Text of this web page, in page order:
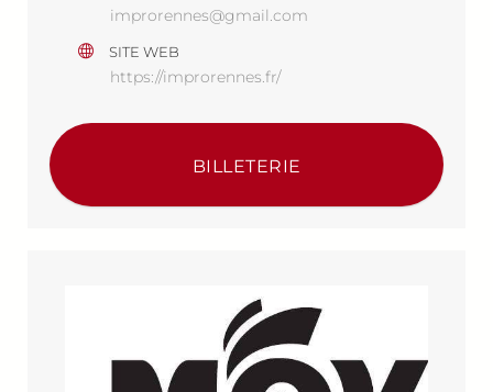
improrennes@gmail.com
SITE WEB
https://improrennes.fr/
BILLETERIE